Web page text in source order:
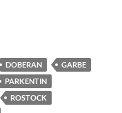
DOBERAN
GARBE
PARKENTIN
ROSTOCK